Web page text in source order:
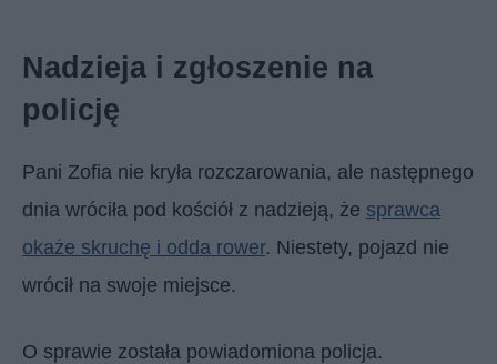
Nadzieja i zgłoszenie na
policję
Pani Zofia nie kryła rozczarowania, ale następnego
dnia wróciła pod kościół z nadzieją, że sprawca
okaże skruchę i odda rower. Niestety, pojazd nie
wrócił na swoje miejsce.
O sprawie została powiadomiona policja.